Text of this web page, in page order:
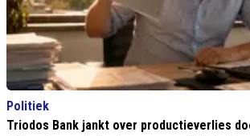
Politiek
Triodos Bank jankt over productieverlies